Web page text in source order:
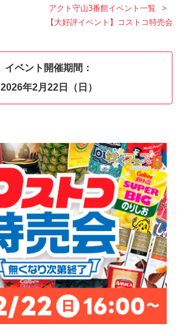
アクト守山3番館イベント一覧
【大好評イベント】コストコ特売会
イベント開催期間：
2026年2月22日（日）